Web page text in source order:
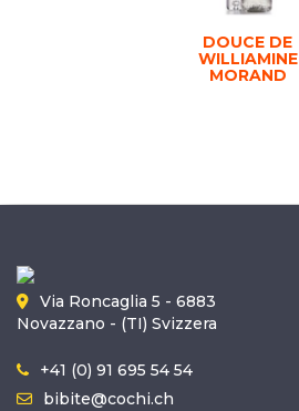
DOUCE DE
WILLIAMINE
MORAND
Via Roncaglia 5 - 6883
Novazzano - (TI) Svizzera
+41 (0) 91 695 54 54
bibite@cochi.ch